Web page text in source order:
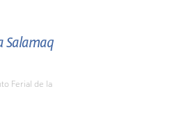
Salamaq
Ferial de la